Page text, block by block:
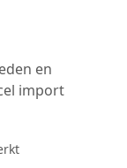
en
import